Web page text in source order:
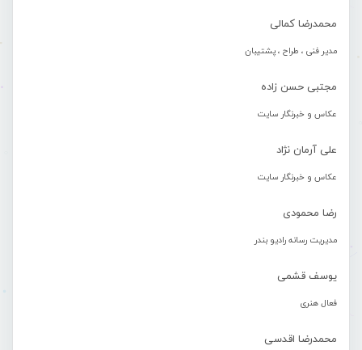
محمدرضا کمالی
مدیر فنی ، طراح ، پشتیبان
مجتبی حسن زاده
عکاس و خبرنگار سایت
علی آرمان نژاد
عکاس و خبرنگار سایت
رضا محمودی
مدیریت رسانه رادیو بندر
یوسف قشمی
فعال هنری
محمدرضا اقدسی